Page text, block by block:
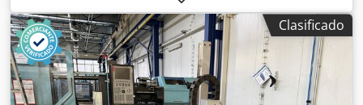
ejes: 3 Alcance: 1000 mm Carga útil: 3 kg X = 1000 mm Y =
400 mm Z = 800 mm C = R1 neumático Euromap 67: sí
Circuito de presión: 1 Dcjdpfx Apsx Ec E Robjk El robot está
disponible para entrega inmediata
Clasificado